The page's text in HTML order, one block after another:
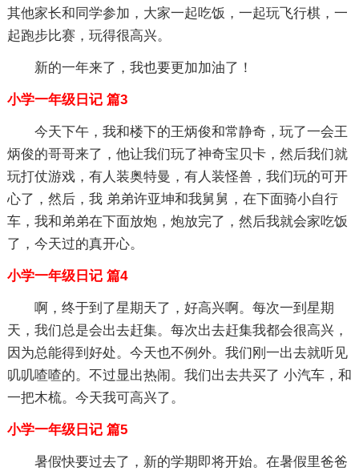
其他家长和同学参加，大家一起吃饭，一起玩飞行棋，一
起跑步比赛，玩得很高兴。
新的一年来了，我也要更加加油了！
小学一年级日记 篇3
今天下午，我和楼下的王炳俊和常静奇，玩了一会王
炳俊的哥哥来了，他让我们玩了神奇宝贝卡，然后我们就
玩打仗游戏，有人装奥特曼，有人装怪兽，我们玩的可开
心了，然后，我 弟弟许亚坤和我舅舅，在下面骑小自行
车，我和弟弟在下面放炮，炮放完了，然后我就会家吃饭
了，今天过的真开心。
小学一年级日记 篇4
啊，终于到了星期天了，好高兴啊。每次一到星期
天，我们总是会出去赶集。每次出去赶集我都会很高兴，
因为总能得到好处。今天也不例外。我们刚一出去就听见
叽叽喳喳的。不过显出热闹。我们出去共买了 小汽车，和
一把木梳。今天我可高兴了。
小学一年级日记 篇5
暑假快要过去了，新的学期即将开始。在暑假里爸爸